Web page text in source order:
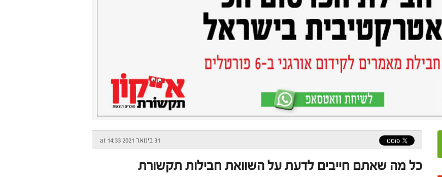
31 בינואר 2021 at 14:33
כל מה שאתם חייבים לדעת על השוואת חבילות תקשורת